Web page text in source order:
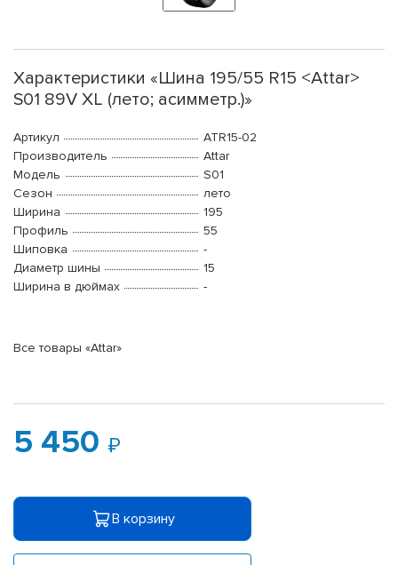
Характеристики «Шина 195/55 R15 <Attar>
S01 89V XL (лето; асимметр.)»
Артикул
ATR15-02
Производитель
Attar
Модель
S01
Сезон
лето
Ширина
195
Профиль
55
Шиповка
-
Диаметр шины
15
Ширина в дюймах
-
Все товары «Attar»
5 450
В корзину